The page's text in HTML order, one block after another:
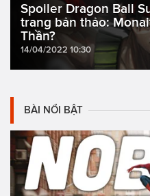
Spoiler Dragon Ball
trang bản thảo:
Thần?
14/04/2022 10:30
BÀI NỔI BẬT